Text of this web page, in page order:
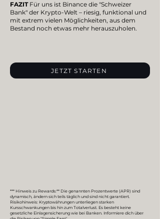
FAZITFür uns ist Binance die "Schweizer
Bank" der Krypto-Welt – riesig, funktional und
mit extrem vielen Möglichkeiten, aus dem
Bestand noch etwas mehr herauszuholen.
JETZT STARTEN
*** Hinweis zu Rewards:** Die genannten Prozentwerte (APR) sind
dynamisch, ändern sich teils täglich und sind nicht garantiert.
Risikohinweis: Kryptowährungen unterliegen starken
Kursschwankungen bis hin zum Totalverlust. Es besteht keine
gesetzliche Einlagensicherung wie bei Banken. Informiere dich über